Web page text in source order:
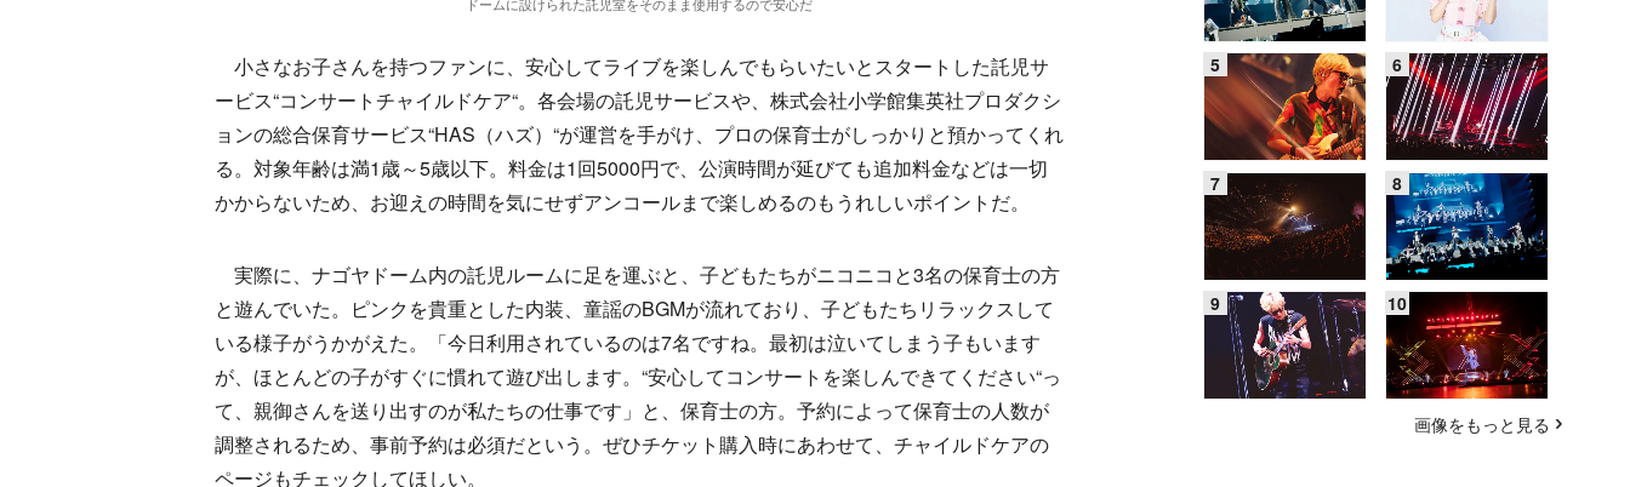
小さなお子さんを持つファンに、安心してライブを楽しんでもらいたいとスタートした託児サ
ービス“コンサートチャイルドケア“。各会場の託児サービスや、株式会社小学館集英社プロダクシ
ョンの総合保育サービス“HAS（ハズ）“が運営を手がけ、プロの保育士がしっかりと預かってくれ
る。対象年齢は満1歳～5歳以下。料金は1回5000円で、公演時間が延びても追加料金などは一切
かからないため、お迎えの時間を気にせずアンコールまで楽しめるのもうれしいポイントだ。
実際に、ナゴヤドーム内の託児ルームに足を運ぶと、子どもたちがニコニコと3名の保育士の方
と遊んでいた。ピンクを貴重とした内装、童謡のBGMが流れており、子どもたちリラックスして
いる様子がうかがえた。「今日利用されているのは7名ですね。最初は泣いてしまう子もいます
が、ほとんどの子がすぐに慣れて遊び出します。“安心してコンサートを楽しんできてください“っ
て、親御さんを送り出すのが私たちの仕事です」と、保育士の方。予約によって保育士の人数が
調整されるため、事前予約は必須だという。ぜひチケット購入時にあわせて、チャイルドケアの
ページもチェックしてほしい。
画像をもっと見る